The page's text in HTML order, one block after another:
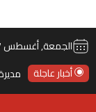
الجمعة, أغسطس 7 2026
أخبار عاجلة